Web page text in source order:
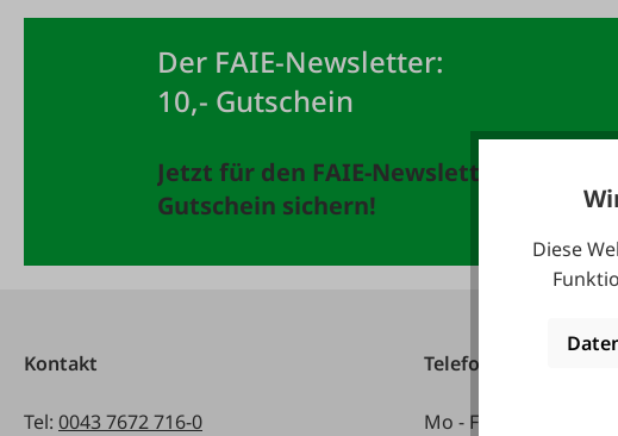
Der FAIE-Newsletter:
10,- Gutschein
Jetzt für den FAIE-Newsletter
Gutschein sichern!
Kontakt
Tel: 0043 7672 716-0
Telefonisch
Mo - Fr:
Diese